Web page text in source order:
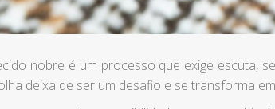
nobre é um processo que exige escuta,
deixa de ser um desafio e se transforma